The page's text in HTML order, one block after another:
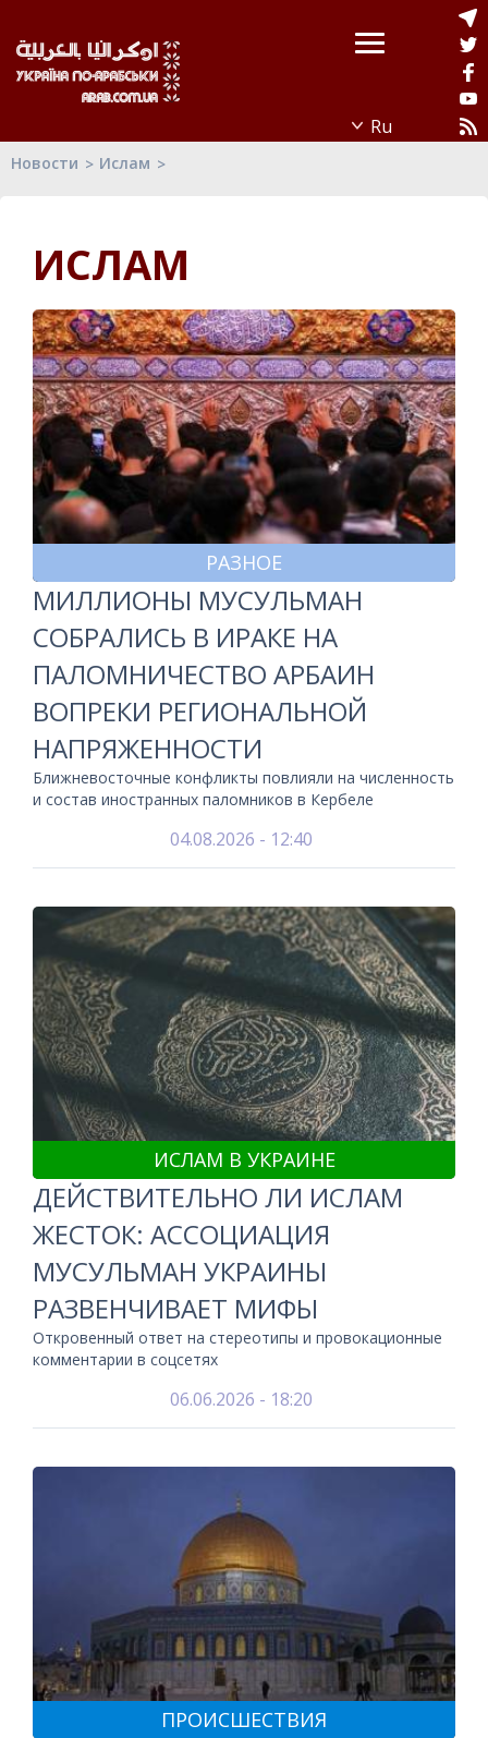
Новости Ислам
ИСЛАМ
РАЗНОЕ
МИЛЛИОНЫ МУСУЛЬМАН
СОБРАЛИСЬ В ИРАКЕ НА
ПАЛОМНИЧЕСТВО АРБАИН
ВОПРЕКИ РЕГИОНАЛЬНОЙ
НАПРЯЖЕННОСТИ
Ближневосточные конфликты повлияли на численность
и состав иностранных паломников в Кербеле
04.08.2026 - 12:40
ИСЛАМ В УКРАИНЕ
ДЕЙСТВИТЕЛЬНО ЛИ ИСЛАМ
ЖЕСТОК: АССОЦИАЦИЯ
МУСУЛЬМАН УКРАИНЫ
РАЗВЕНЧИВАЕТ МИФЫ
Откровенный ответ на стереотипы и провокационные
комментарии в соцсетях
06.06.2026 - 18:20
ПРОИСШЕСТВИЯ